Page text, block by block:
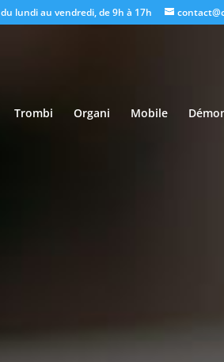
du lundi au vendredi, de 9h à 17h
Trombi Organi Mobile